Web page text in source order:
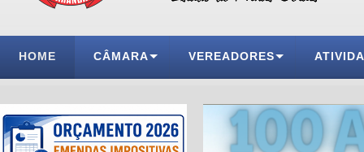
HOME CÂMARA VEREADORES